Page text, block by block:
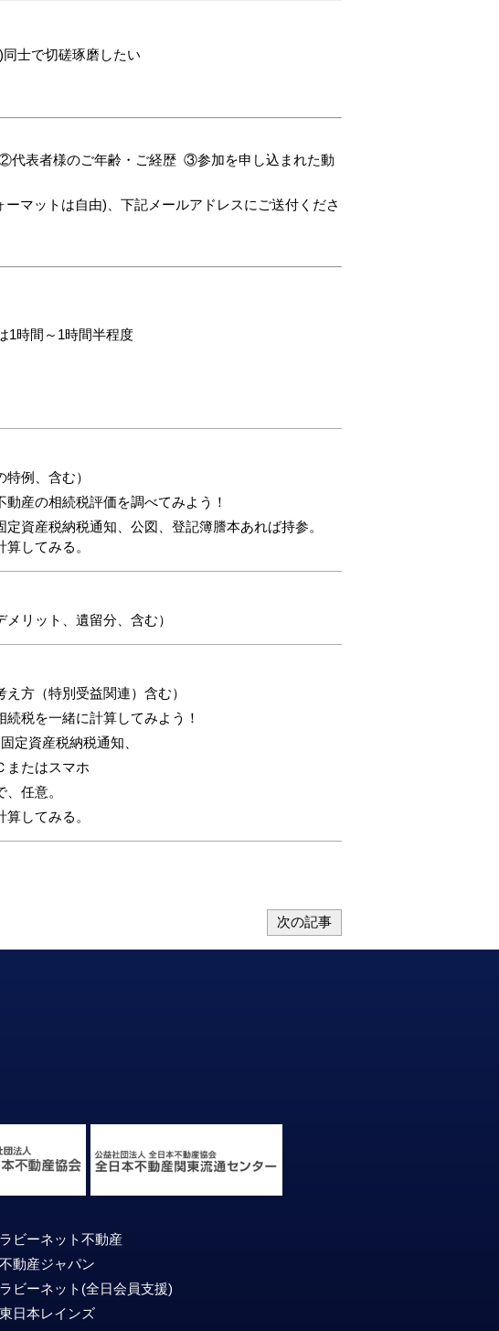
士で切磋琢磨したい
代表者様のご年齢・ご経歴 ③参加を申し込まれた動
マットは自由)、下記メールアドレスにご送付くださ
1時間～1時間半程度
例、含む）
産の相続税評価を調べてみよう！
資産税納税通知、公図、登記簿謄本あれば持参。
してみる。
リット、遺留分、含む）
方（特別受益関連）含む）
税を一緒に計算してみよう！
定資産税納税通知、
またはスマホ
任意。
してみる。
次の記事
ラビーネット不動産
不動産ジャパン
ラビーネット (全日会員支援)
東日本レインズ